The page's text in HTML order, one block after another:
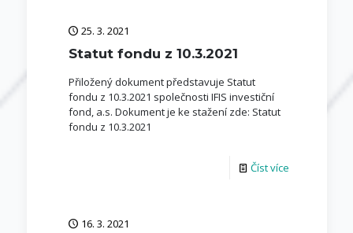
25. 3. 2021
Statut fondu z 10.3.2021
Přiložený dokument představuje Statut
fondu z 10.3.2021 společnosti IFIS investiční
fond, a.s. Dokument je ke stažení zde: Statut
fondu z 10.3.2021
Číst více
16. 3. 2021